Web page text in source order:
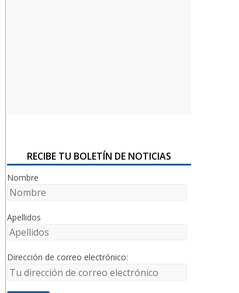
RECIBE TU BOLETÍN DE NOTICIAS
Nombre
Apellidos
Dirección de correo electrónico: